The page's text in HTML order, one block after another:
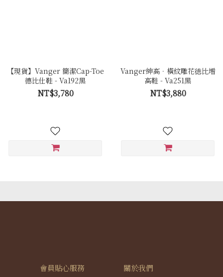
【現貨】Vanger 簡潔Cap-Toe
德比仕鞋 - Va192黑
NT$3,780
Vanger紳高．橫紋雕花徳比增
高鞋 - Va251黑
NT$3,880
會員貼心服務 關於我們